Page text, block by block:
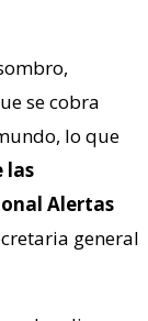
se cobra
lo que
las
Alertas
general